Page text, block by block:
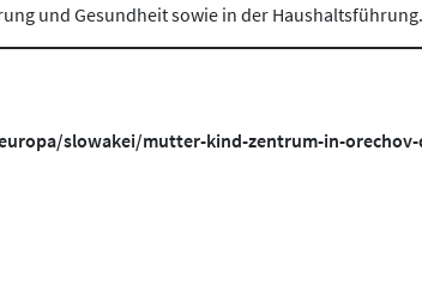
und Gesundheit sowie in der Haushaltsführung.
slowakei/mutter-kind-zentrum-in-